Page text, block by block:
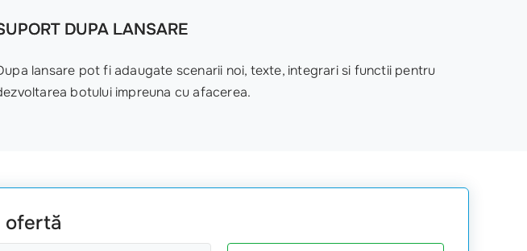
DUPA LANSARE
lansare pot fi adaugate scenarii noi, texte, integrari si functii pentru
botului impreuna cu afacerea.
ofertă